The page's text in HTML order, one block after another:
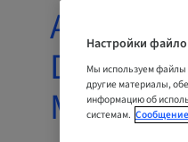
Days
Module 1
Настройки
Мы используем файлы
другие материалы,
информацию об
системам.